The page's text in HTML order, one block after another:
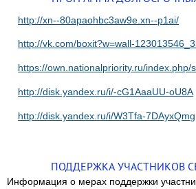
http://xn--80apaohbc3aw9e.xn--p1ai/
http://vk.com/boxit?w=wall-
https://own.nationalpriority.ru/index.php/
http://disk.yandex.ru/i/-cG1AaaUU-oU8A
http://disk.yandex.ru/i/W3Tfa-7DAyxQmg
ПОДДЕРЖКА УЧАСТНИКОВ
Информация о мерах поддержки